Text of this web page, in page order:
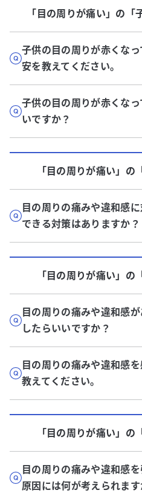
「目の周りが痛い」 の「
子供の目の周りが赤くな
安を教えてください。
子供の目の周りが赤くな
いですか？
「目の周りが痛い」 の
目の周りの痛みや違和感
できる対策はありますか？
「目の周りが痛い」 の
目の周りの痛みや違和感
したらいいですか？
目の周りの痛みや違和感
教えてください。
「目の周りが痛い」 の
目の周りの痛みや違和感
原因には何が考えられます